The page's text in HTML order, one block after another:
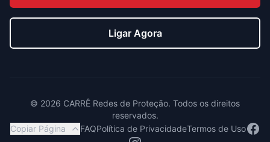
Ligar Agora
© 2026 CARRÊ Redes de Proteção. Todos os direitos
reservados.
Copiar Página
FAQPolítica de PrivacidadeTermos de Uso